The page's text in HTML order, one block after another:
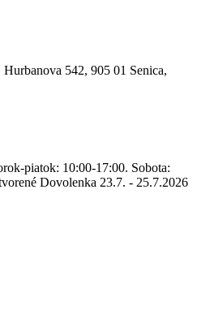
542, 905 01 Senica,
piatok: 10:00-17:00. Sobota:
Dovolenka 23.7. - 25.7.2026